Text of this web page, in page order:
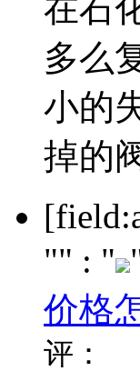
在石
多么
小的
掉的
"" : "
价格
评：